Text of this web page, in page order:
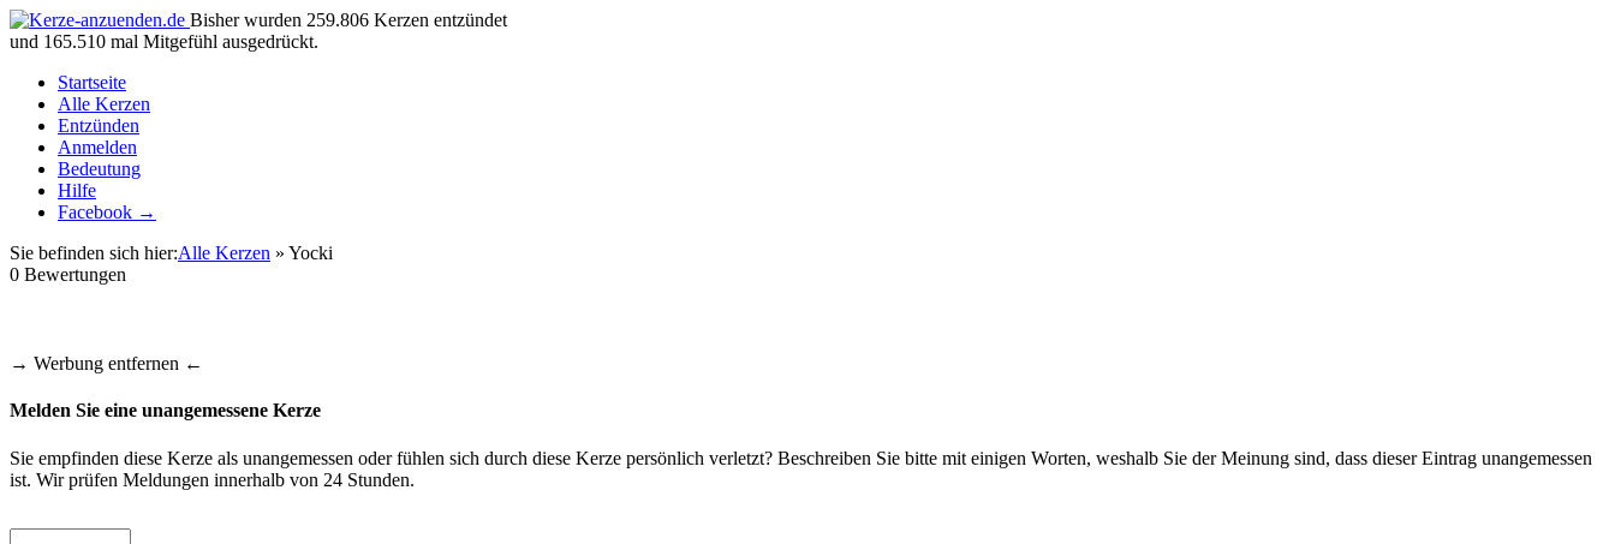
Bisher wurden 259.806 Kerzen entzündet
und 165.510 mal Mitgefühl ausgedrückt.
Startseite
Alle Kerzen
Entzünden
Anmelden
Bedeutung
Hilfe
Facebook →
Sie befinden sich hier:Alle Kerzen » Yocki
0 Bewertungen
→ Werbung entfernen ←
Melden Sie eine unangemessene Kerze
Sie empfinden diese Kerze als unangemessen oder fühlen sich durch diese Kerze persönlich verletzt? Beschreiben Sie bitte mit einigen Worten, weshalb Sie der Meinung sind, dass dieser Eintrag unangemessen
ist. Wir prüfen Meldungen innerhalb von 24 Stunden.